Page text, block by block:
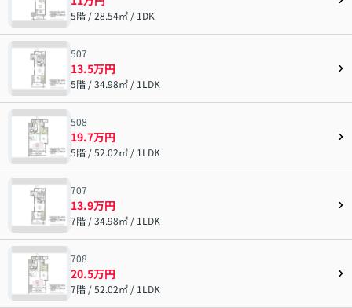
5階 / 28.54㎡ / 1DK
507
13.5万円
5階 / 34.98㎡ / 1LDK
508
19.7万円
5階 / 52.02㎡ / 1LDK
707
13.9万円
7階 / 34.98㎡ / 1LDK
708
20.5万円
7階 / 52.02㎡ / 1LDK